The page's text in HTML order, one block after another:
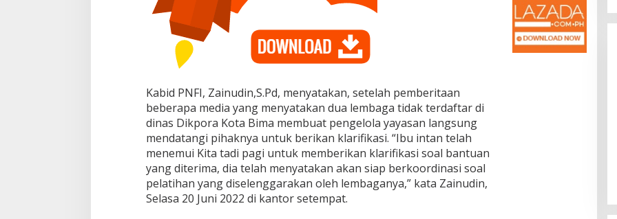
Kabid PNFI, Zainudin,S.Pd, menyatakan, setelah pemberitaan
beberapa media yang menyatakan dua lembaga tidak terdaftar di
dinas Dikpora Kota Bima membuat pengelola yayasan langsung
mendatangi pihaknya untuk berikan klarifikasi. “Ibu intan telah
menemui Kita tadi pagi untuk memberikan klarifikasi soal bantuan
yang diterima, dia telah menyatakan akan siap berkoordinasi soal
pelatihan yang diselenggarakan oleh lembaganya,” kata Zainudin,
Selasa 20 Juni 2022 di kantor setempat.
Dr. Syarif Ahmad M.Si : Banyak
Karya Inovasi Pendidikan di BRIDA
Layak Mendapat Atensi dan Perlu
Difasilitasi Pemerintah
Di Pendidikan | November 13, 2025